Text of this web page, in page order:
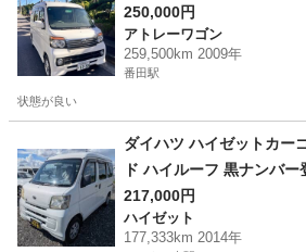
250,000円
アトレーワゴン
259,500km 2009年
番田駅
状態が良い
番田駅 アトレーワゴン
ダイハツ ハイゼットカー
ド ハイルーフ 黒ナンバ
送】 ホワイト 走行
業販 輸出 見積 車検 リ券
217,000円
ハイゼット
177,333km 2014年